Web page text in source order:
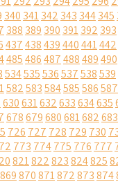
340 341342 343 344345
388 389 390 391392 393
437438439440441442
485486487488489490
534535536537538539
582583584585586587
630631632633634635
678679680681682683
726 727 728 729 730
773 774775 776 777
821822823824825
869870871872873874